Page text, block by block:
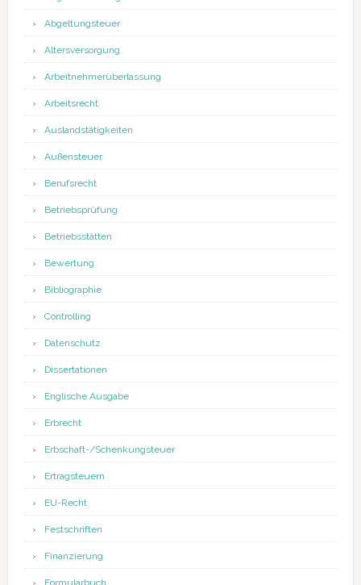
Abgeltungsteuer
Altersversorgung
Arbeitnehmerüberlassung
Arbeitsrecht
Auslandstätigkeiten
Außensteuer
Berufsrecht
Betriebsprüfung
Betriebsstätten
Bewertung
Bibliographie
Controlling
Datenschutz
Dissertationen
Englische Ausgabe
Erbrecht
Erbschaft-/Schenkungsteuer
Ertragsteuern
EU-Recht
Festschriften
Finanzierung